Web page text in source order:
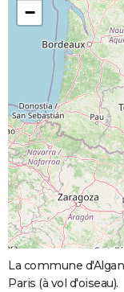
−
La commune
Paris (à vol d'oiseau).